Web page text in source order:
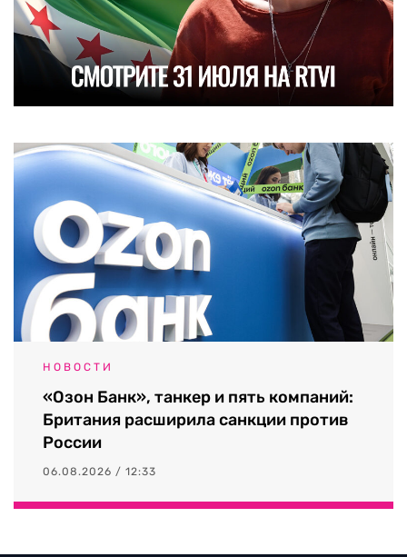
НОВОСТИ
«Озон Банк», танкер и пять компаний:
Британия расширила санкции против
России
06.08.2026 / 12:33